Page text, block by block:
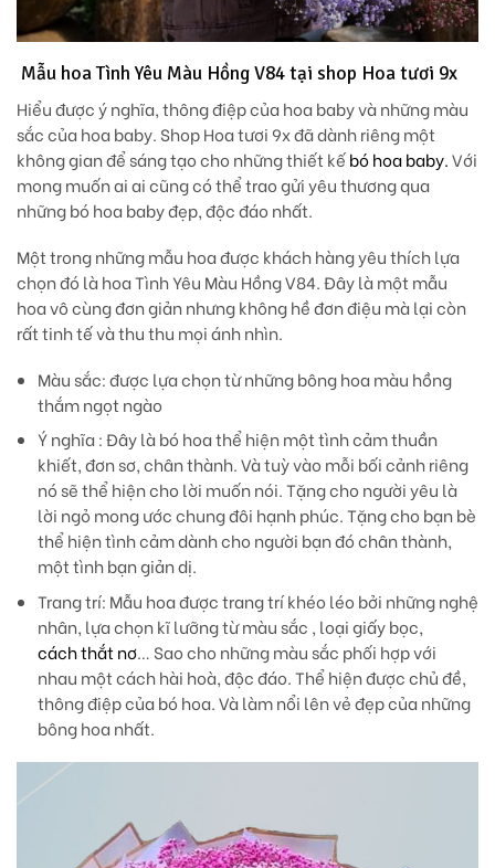
Mẫu hoa Tình Yêu Màu Hồng V84 tại shop Hoa tươi 9x
Hiểu được ý nghĩa, thông điệp của hoa baby và những màu
sắc của hoa baby. Shop Hoa tươi 9x đã dành riêng một
không gian để sáng tạo cho những thiết kếbó hoa baby.Với
mong muốn ai ai cũng có thể trao gửi yêu thương qua
những bó hoa baby đẹp, độc đáo nhất.
Một trong những mẫu hoa được khách hàng yêu thích lựa
chọn đó là hoa Tình Yêu Màu Hồng V84. Đây là một mẫu
hoa vô cùng đơn giản nhưng không hề đơn điệu mà lại còn
rất tinh tế và thu thu mọi ánh nhìn.
Màu sắc: được lựa chọn từ những bông hoa màu hồng
thắm ngọt ngào
Ý nghĩa: Đây là bó hoa thể hiện một tình cảm thuần
khiết, đơn sơ, chân thành. Và tuỳ vào mỗi bối cảnh riêng
nó sẽ thể hiện cho lời muốn nói. Tặng cho người yêu là
lời ngỏ mong ước chung đôi hạnh phúc. Tặng cho bạn bè
thể hiện tình cảm dành cho người bạn đó chân thành,
một tình bạn giản dị.
Trang trí: Mẫu hoa được trang trí khéo léo bởi những nghệ
nhân, lựa chọn kĩ lưỡng từ màu sắc , loại giấy bọc,
cách thắt nơ… Sao cho những màu sắc phối hợp với
nhau một cách hài hoà, độc đáo. Thể hiện được chủ đề,
thông điệp của bó hoa. Và làm nổi lên vẻ đẹp của những
bông hoa nhất.